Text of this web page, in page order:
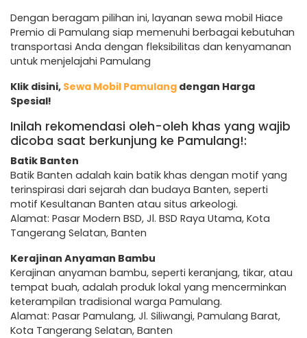
Dengan beragam pilihan ini, layanan sewa mobil Hiace
Premio di Pamulang siap memenuhi berbagai kebutuhan
transportasi Anda dengan fleksibilitas dan kenyamanan
untuk menjelajahi Pamulang
Klik disini, Sewa Mobil Pamulang dengan Harga
Spesial!
Inilah rekomendasi oleh-oleh khas yang wajib
dicoba saat berkunjung ke Pamulang!:
Batik Banten
Batik Banten adalah kain batik khas dengan motif yang
terinspirasi dari sejarah dan budaya Banten, seperti
motif Kesultanan Banten atau situs arkeologi.
Alamat: Pasar Modern BSD, Jl. BSD Raya Utama, Kota
Tangerang Selatan, Banten
Kerajinan Anyaman Bambu
Kerajinan anyaman bambu, seperti keranjang, tikar, atau
tempat buah, adalah produk lokal yang mencerminkan
keterampilan tradisional warga Pamulang.
Alamat: Pasar Pamulang, Jl. Siliwangi, Pamulang Barat,
Kota Tangerang Selatan, Banten